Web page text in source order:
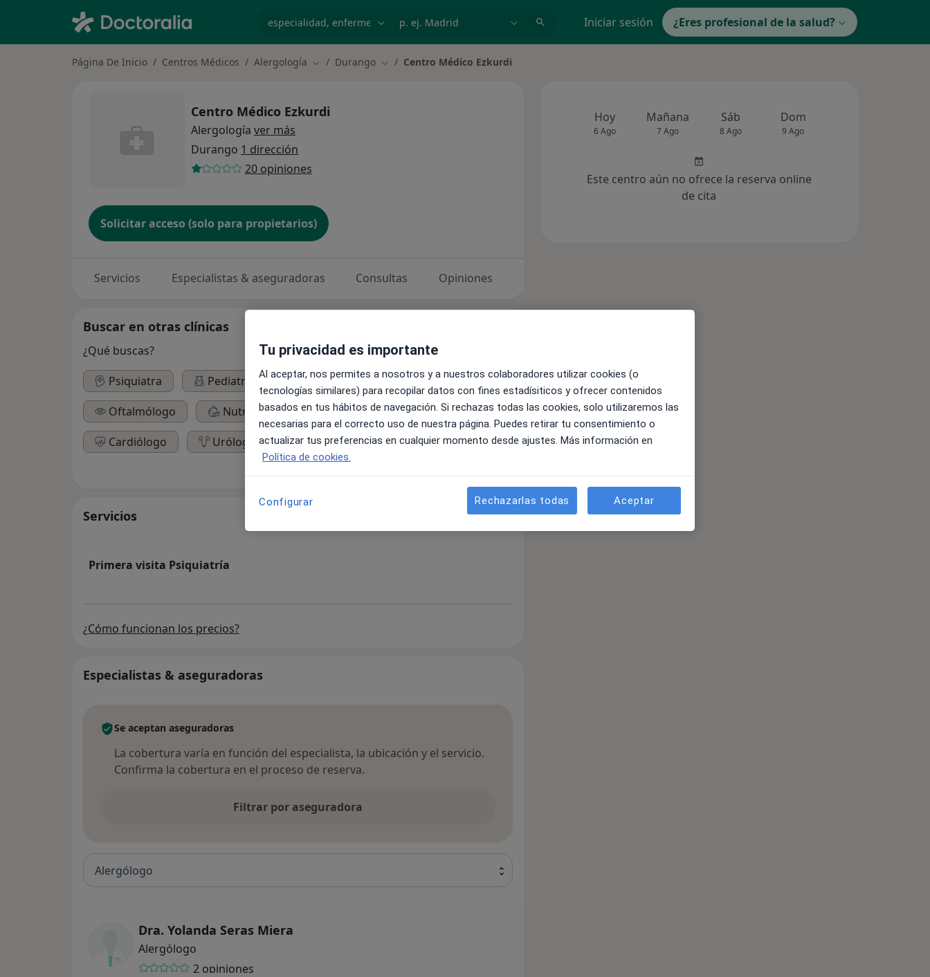
Iniciar sesión ¿Eres profesional de la salud?
Página De Inicio Centros Médicos Alergología Cambiar de ciudad
Durango Cambiar de ciudad
Centro Médico Ezkurdi
Centro Médico Ezkurdi
Alergología ver más
Durango 1 dirección
20 opiniones
Solicitar acceso (solo para propietarios)
Servicios Especialistas & aseguradoras Consultas Opiniones
Buscar en otras clínicas
¿Qué buscas?
Psiquiatra
Pediatra
Otorrinolaringólogo
Oftalmólogo
Nutricionista
Ginecólogo
Cardiólogo
Urólogo
Servicios
Primera visita Psiquiatría
¿Cómo funcionan los precios?
Especialistas & aseguradoras
Se aceptan aseguradoras
La cobertura varía en función del especialista, la ubicación y el servicio.
Confirma la cobertura en el proceso de reserva.
Filtrar por aseguradora
Alergólogo
Dra. Yolanda Seras Miera
Alergólogo
2 opiniones
Hoy
6 Ago
Mañana
7 Ago
Sáb
8 Ago
Dom
9 Ago
Este centro aún no ofrece la reserva online
de cita
Tu privacidad es importante
Al aceptar, nos permites a nosotros y a nuestros colaboradores utilizar cookies (o
tecnologías similares) para recopilar datos con fines estadísiticos y ofrecer contenidos
basados en tus hábitos de navegación. Si rechazas todas las cookies, solo utilizaremos las
necesarias para el correcto uso de nuestra página. Puedes retirar tu consentimiento o
actualizar tus preferencias en cualquier momento desde ajustes. Más información en
Política de cookies.
Configurar Rechazarlas todas Aceptar